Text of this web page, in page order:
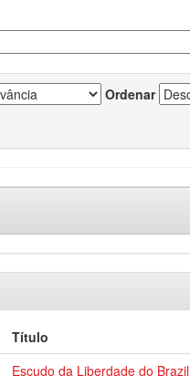
Ordenar
Título
Escudo da Liberdade do Brazil